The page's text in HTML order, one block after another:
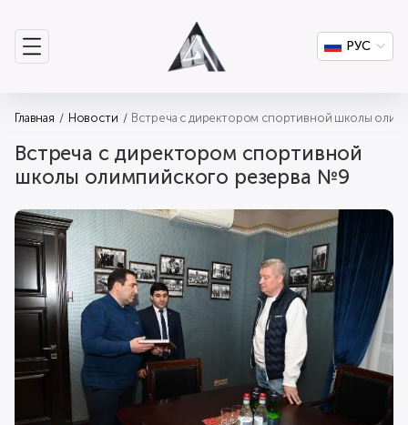
РУС
Главная Новости Встреча с директором спортивной школы
Встреча с директором спортивной
школы олимпийского резерва №9